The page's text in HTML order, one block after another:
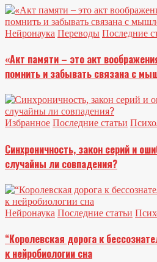
Нейронаука Переводы Последние
«Акт памяти – это акт
помнить и забывать связана с
Избранное Последние статьи
Синхроничность, закон серий и
случайны ли совпадения?
Нейронаука Последние статьи
“Королевская дорога к
к нейробиологии сна